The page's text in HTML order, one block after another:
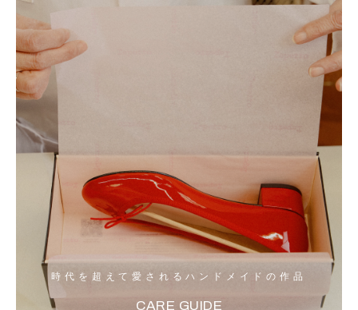
時代を超えて愛されるハンドメイドの作品
CARE GUIDE